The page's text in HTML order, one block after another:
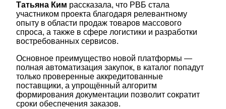
Татьяна Ким рассказала, что РВБ стала
участником проекта благодаря релевантному
опыту в области продаж товаров массового
спроса, а также в сфере логистики и разработки
востребованных сервисов.
Основное преимущество новой платформы —
полная автоматизация закупок, в каталог попадут
только проверенные аккредитованные
поставщики, а упрощённый алгоритм
формирования документации позволит сократит
сроки обеспечения заказов.